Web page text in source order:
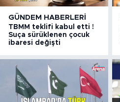
GÜNDEM HABERLERI
TBMM teklifi kabul etti !
Suça sürüklenen çocuk
ibaresi değişti